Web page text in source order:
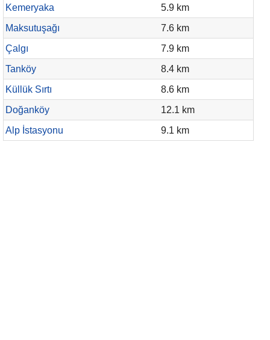
Kemeryaka
5.9 km
Maksutuşağı
7.6 km
Çalgı
7.9 km
Tanköy
8.4 km
Küllük Sırtı
8.6 km
Doğanköy
12.1 km
Alp İstasyonu
9.1 km